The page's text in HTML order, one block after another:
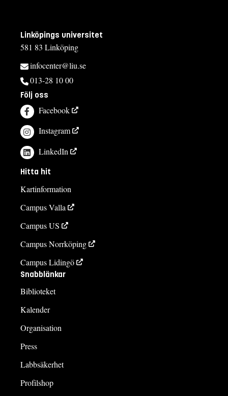
Linköpings universitet
581 83 Linköping
infocenter@liu.se
013-28 10 00
Följ oss
Facebook
Instagram
LinkedIn
Hitta hit
Kartinformation
Campus Valla
Campus US
Campus Norrköping
Campus Lidingö
Snabblänkar
Biblioteket
Kalender
Organisation
Press
Labbsäkerhet
Profilshop